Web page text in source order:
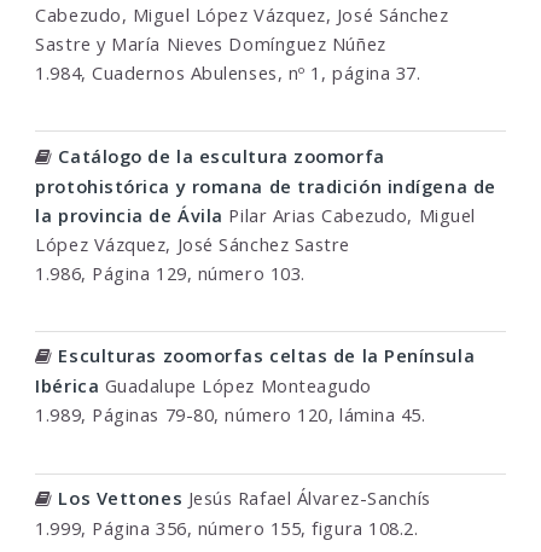
Cabezudo, Miguel López Vázquez, José Sánchez
Sastre y María Nieves Domínguez Núñez
1.984, Cuadernos Abulenses, nº 1, página 37.
Catálogo de la escultura zoomorfa
protohistórica y romana de tradición indígena de
la provincia de Ávila Pilar Arias Cabezudo, Miguel
López Vázquez, José Sánchez Sastre
1.986, Página 129, número 103.
Esculturas zoomorfas celtas de la Península
Ibérica Guadalupe López Monteagudo
1.989, Páginas 79-80, número 120, lámina 45.
Los Vettones Jesús Rafael Álvarez-Sanchís
1.999, Página 356, número 155, figura 108.2.